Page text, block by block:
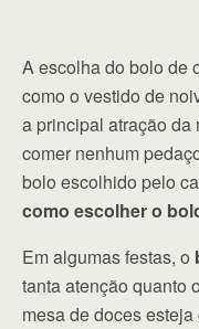
A escolha do bolo de
como o vestido de
a principal atração da
comer nenhum
bolo escolhido pelo
como escolher o
Em algumas festas, o
tanta atenção quanto
mesa de doces